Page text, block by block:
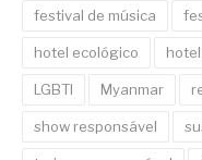
festival de música
hotel ecológico
LGBTI Myanmar
show responsável